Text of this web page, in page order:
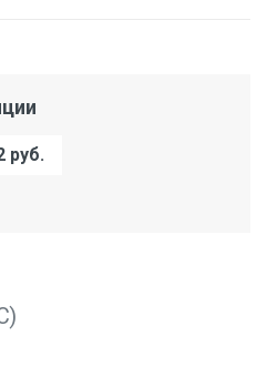
руб.